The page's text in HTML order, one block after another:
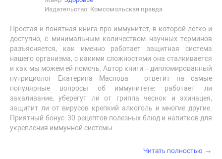
Издательство: Комсомольская правда
Простая и понятная книга про иммунитет, в которой легко и
доступно, с минимальным количеством научных терминов
разъясняется, как именно работает защитная система
нашего организма, с какими сложностями она сталкивается
и как мы можем ей помочь. Автор книги – дипломированный
нутрициолог Екатерина Маслова – ответит на самые
популярные вопросы об иммунитете: работает ли
закаливание, уберегут ли от гриппа чеснок и эхинацея,
защитит ли от вирусов крепкий алкоголь и многие другие.
Приятный бонус: 30 рецептов полезных блюд и напитков для
укрепления иммунной системы.
Читать полностью →